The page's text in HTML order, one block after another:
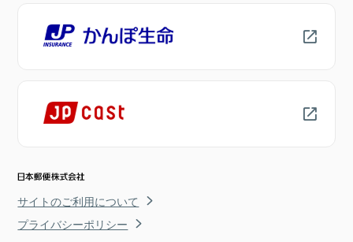
サイトのご利用について
プライバシーポリシー